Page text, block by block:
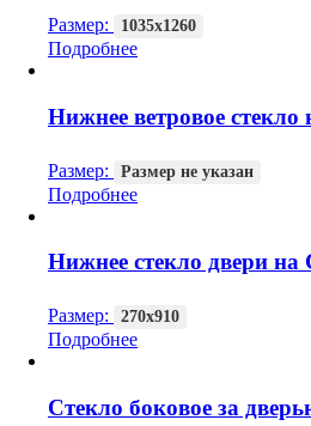
Размер: 1035х1260
Подробнее
Нижнее ветровое
Размер: Размер не указан
Подробнее
Нижнее стекло двери на
Размер: 270х910
Подробнее
Стекло боковое за